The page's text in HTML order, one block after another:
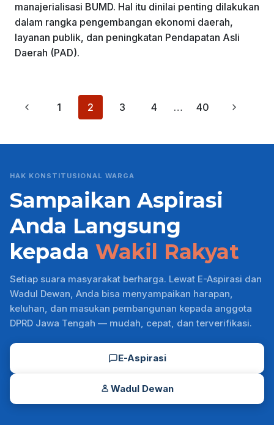
manajerialisasi BUMD. Hal itu dinilai penting dilakukan
dalam rangka pengembangan ekonomi daerah,
layanan publik, dan peningkatan Pendapatan Asli
Daerah (PAD).
Page
Previous
1 2 3 4 … 40
Next
HAK KONSTITUSIONAL WARGA
Sampaikan Aspirasi
Anda Langsung
kepada Wakil Rakyat
Setiap suara masyarakat berharga. Lewat E-Aspirasi dan
Wadul Dewan, Anda bisa menyampaikan harapan,
keluhan, dan masukan pembangunan kepada anggota
DPRD Jawa Tengah — mudah, cepat, dan terverifikasi.
E-Aspirasi
Wadul Dewan